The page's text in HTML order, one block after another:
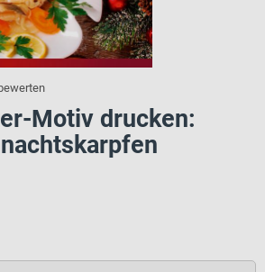
Motiv drucken: